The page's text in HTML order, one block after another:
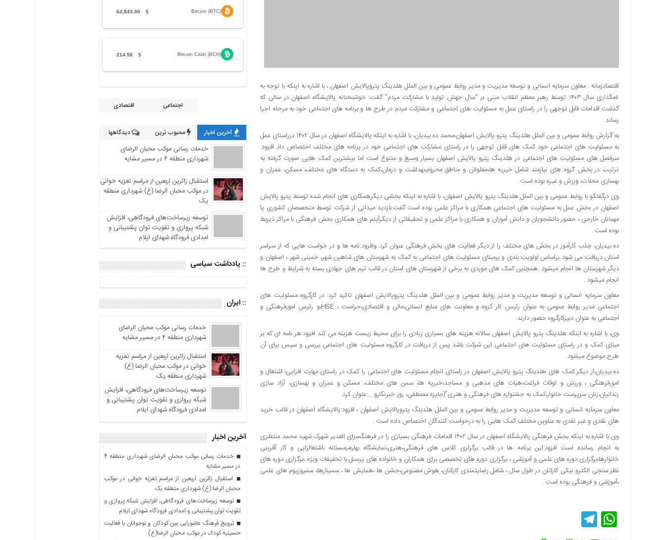
اقتصادزمانه : معاون سرمایه انسانی و توسعه مدیریت و مدیر روابط عمومی و بین الملل هلدینگ پتروپالایش اصفهان ، با اشاره به اینکه با توجه به
نامگذاری سال ۱۴۰۳ توسط رهبر معظم انقلاب مبنی بر “سال جهش تولید با مشارکت مردم” گفت: خوشبختانه پالایشگاه اصفهان در سالی که
گذشت اقدامات قابل توجهی را در راستای عمل به مسئولیت های اجتماعی و مشارکت مردم در طرح ها و برنامه های اجتماعی خود به مرحله اجرا
رساند.
به گزارش روابط عمومی و بین الملل هلدینگ پترو پالایش اصفهان،محمد ده بیدیان، با اشاره به اینکه پالایشگاه اصفهان در سال ۱۴۰۲ درراستای عمل
به مسئولیت های اجتماعی خود کمک های قابل توجهی را در راستای مشارکت های اجتماعی خود در برنامه های مختلف اختصاص داد افزود:
سرفصل های مسئولیت های اجتماعی در هلدینگ پترو پالایش اصفهان بسیار وسیع و متنوع است اما بیشترین کمک هایی صورت گرفته به
ترتیب در بخش گروه های نیازمند شامل خیریه ها،معلولان و مناطق محروم،بهداشت و درمان،کمک به دستگاه های مختلف، مسکن، عمران و
بهسازی محلات، ورزش و غیره بوده است .
وی درگفتگو با روابط عمومی و بین الملل هلدینگ پترو پالایش اصفهان، با اشاره به اینکه بخشی دیگرهمکاری های انجام شده توسط پترو پالایش
اصفهان در بخش عمل به مسئولیت های اجتماعی همکاری با مراکز علمی بوده است گفت:بازدید میدانی از شرکت توسط متخصصان کشوری یا
مهمانان خارجی ، حضور دانشجویان و دانش آموزان و همکاری با مراکز علمی و تحقیقاتی از دیگرآیتم های همکاری بخش فرهنگی با مراکز ذیربط
بوده است .
ده بیدیان، جذب کارآموز در بخش های مختلف را از دیگر فعالیت های بخش فرهنگی عنوان کرد وافزود:نامه ها و در خواست هایی که از سراسر
استان دریافت می شود براساس اولویت بندی و برمبنای مسئولیت های اجتماعی به کمک به شهرستان های شاهین شهر، خمینی شهر ، اصفهان و
دیگر شهرستان ها انجام میشود .همچنین کمک های موردی به برخی از شهرستان های استان در قالب تیم های جهادی بسته به شرایط و طرح ها
انجام میشود .
معاون سرمایه انسانی و توسعه مدیریت و مدیر روابط عمومی و بین الملل هلدینگ پتروپالایش اصفهان تاکید کرد: در کارگروه مسئولیت های
اجتماعی مدیر روابط عمومی به عنوان رئیس کار گروه و معاونت های منابع انسانی،مالی و اقتصادی،حراست ، HSE،و رئیس امورفرهنگی و
اجتماعی به عنوان دبیرکارگروه حضور دارند.
وی، با اشاره به اینکه هلدینگ پترو پالایش اصفهان سالانه هزینه های بسیاری زیادی را برای محیط زیست هزینه می کند افزود:هر نامه ای که بر
مبنای کمک و در راستای مسئولیت های اجتماعی این شرکت باشد پس از دریافت در کارگروه مسئولیت های اجتماعی بررسی و سپس برای آن
طرح موضوع میشود.
ده بیدیان،از دیگر کمک های هلدینگ پترو پالایش اصفهان در راستای انجام مسئولیت های اجتماعی را کمک در راستای مهارت افزایی، اشتغال و
امورفرهنگی ، ورزش و اوقات فراغت،هیات های مذهبی و مساجد،خیریه ها، سمن های مختلف، مسکن و عمران و بهسازی، آزاد سازی
زندانیان،زنان سرپرست خانوار،کمک به جشنواره های فرهنگی و هنری”(جایزه مصطفی، روز خبرنگارو ….عنوان کرد.
معاون سرمایه انسانی و توسعه مدیریت و مدیر روابط عمومی و بین الملل هلدینگ پتروپالایش اصفهان ، افزود:پالایشگاه اصفهان در قالب خرید
های نقدی و غیر نقدی به عناوین مختلف کمک هایی را به درخواست کنندگان اختصاص داده است .
وی با اشاره به اینکه بخش فرهنگی پالایشگاه اصفهان در سال ۱۴۰۲ اقدامات فرهنگی بسیاری را در فرهنگسرای الغدیر شهرک شهید محمد منتظری
به انجام رسانده است افزود:این برنامه ها در قالب برگزاری کلاس های فرهنگی،هنری،نمایشگاه بهاره،زمستانه ،اشتغالزایی و کار آفرینی
خانوارها،برگزاری دوره های علمی و آموزشی ، برگزاری دوره های تخصصی برای همکاران و خانواده های پرسنل با تخفیفات ویژه ،برگزاری دوره های
نظر سنجی الکترو نیکی کارکنان در طول سال ، شامل رضایتمندی کارکنان، هوش مصنوعی،جشن ها ،همایش ها ، سمینارها، سمپوزیوم های علمی
،آموزشی و فرهنگی بوده است .
WhatsApp
Telegram
Bitcoin (BTC)
$
64,843.00
Bitcoin Cash (BCH)
$
214.58
اجتماعی اقتصادی
آخرین اخبار محبوب ترین دیدگاهها
خدمات رسانی موکب محبان الرضای
شهرداری منطقه ۴ در مسیر مشایه
استقبال زائرین اربعین از مراسم تعزیه خوانی
در موکب محبان الرضا (ع) شهرداری منطقه
یک
توسعه زیرساخت‌های فرودگاهی، افزایش
شبکه پروازی و تقویت توان پشتیبانی و
امدادی فرودگاه شهدای ایلام
:: یادداشت سیاسی
:: ایران
خدمات رسانی موکب محبان الرضای
شهرداری منطقه ۴ در مسیر مشایه
استقبال زائرین اربعین از مراسم تعزیه
خوانی در موکب محبان الرضا (ع)
شهرداری منطقه یک
توسعه زیرساخت‌های فرودگاهی، افزایش
شبکه پروازی و تقویت توان پشتیبانی و
امدادی فرودگاه شهدای ایلام
آخرین اخبار
خدمات رسانی موکب محبان الرضای شهرداری منطقه ۴
در مسیر مشایه
استقبال زائرین اربعین از مراسم تعزیه خوانی در موکب
محبان الرضا (ع) شهرداری منطقه یک
توسعه زیرساخت‌های فرودگاهی، افزایش شبکه پروازی و
تقویت توان پشتیبانی و امدادی فرودگاه شهدای ایلام
ترویج فرهنگ عاشورایی بین کودکان و نوجوانان با فعالیت
حسینیه کودک در موکب محبان الرضا(ع)